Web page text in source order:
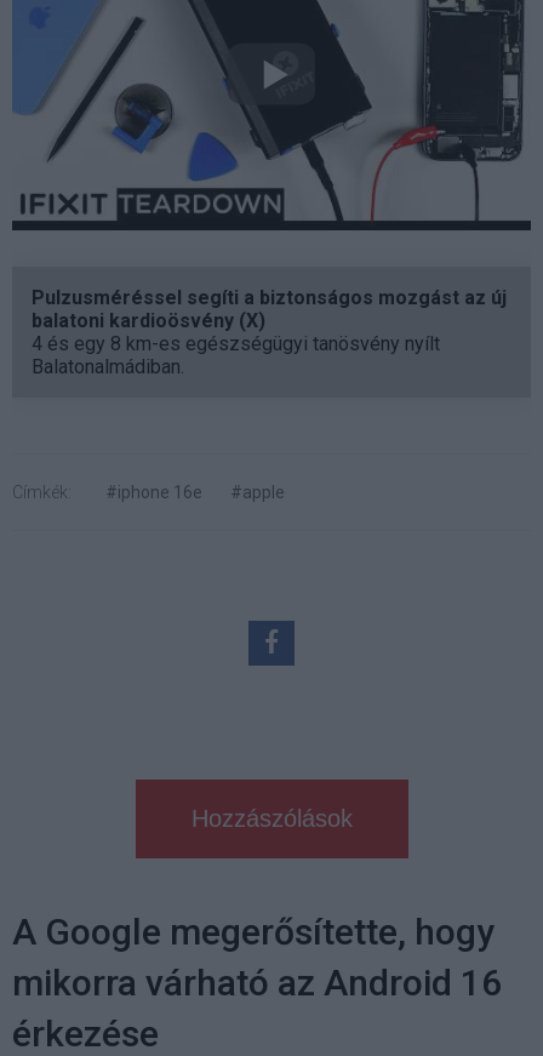
Pulzusméréssel segíti a biztonságos mozgást az új
balatoni kardioösvény (X)
4 és egy 8 km-es egészségügyi tanösvény nyílt
Balatonalmádiban.
Címkék: #iphone 16e #apple
Hozzászólások
A Google megerősítette, hogy
mikorra várható az Android 16
érkezése